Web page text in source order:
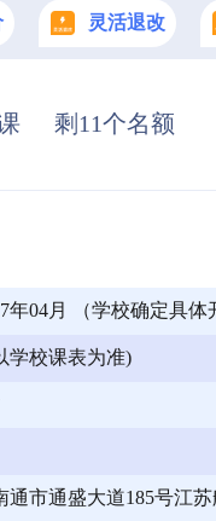
灵活退改
剩11个名额
年04月 （学校确定具
学校课表为准)
通市通盛大道185号江